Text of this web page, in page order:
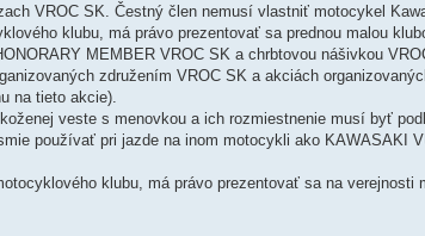
VROC SK. Čestný člen nemusí vlastniť motocykel
klubu, má právo prezentovať sa prednou malou
MEMBER VROC SK a chrbtovou nášivkou
združením VROC SK a akciách
na tieto akcie).
veste s menovkou a ich rozmiestnenie musí byť
používať pri jazde na inom motocykli ako KAWASAKI
klubu, má právo prezentovať sa na verejnosti